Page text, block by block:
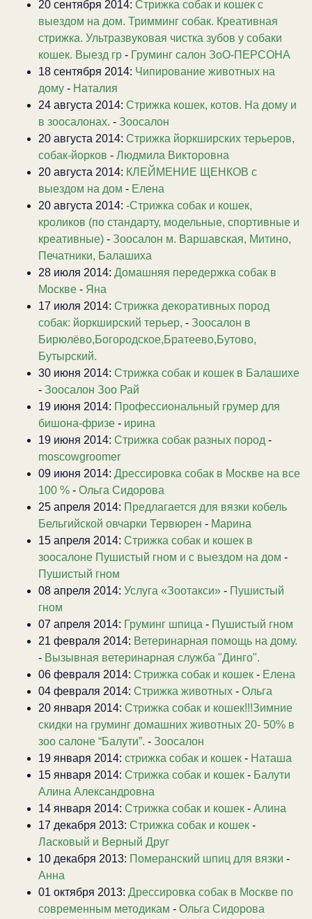
20 сентября 2014: Стрижка собак и кошек с
выездом на дом. Тримминг собак. Креативная
стрижка. Ультразвуковая чистка зубов у собаки
кошек. Выезд гр - Груминг салон ЗоО-ПЕРСОНА
18 сентября 2014: Чипирование животных на
дому - Наталия
24 августа 2014: Стрижка кошек, котов. На дому и
в зоосалонах. - Зоосалон
20 августа 2014: Стрижка йоркширских терьеров,
собак-йорков - Людмила Викторовна
20 августа 2014: КЛЕЙМЕНИЕ ЩЕНКОВ с
выездом на дом - Елена
20 августа 2014: -Стрижка собак и кошек,
кроликов (по стандарту, модельные, спортивные и
креативные) - Зоосалон м. Варшавская, Митино,
Печатники, Балашиха
28 июля 2014: Домашняя передержка собак в
Москве - Яна
17 июля 2014: Стрижка декоративных пород
собак: йоркширский терьер, - Зоосалон в
Бирюлёво,Богородское,Братеево,Бутово,
Бутырский.
30 июня 2014: Стрижка собак и кошек в Балашихе
- Зоосалон Зоо Рай
19 июня 2014: Профессиональный грумер для
бишона-фризе - ирина
19 июня 2014: Стрижка собак разных пород -
moscowgroomer
09 июня 2014: Дрессировка собак в Москве на все
100 % - Ольга Сидорова
25 апреля 2014: Предлагается для вязки кобель
Бельгийской овчарки Тервюрен - Марина
15 апреля 2014: Стрижка собак и кошек в
зоосалоне Пушистый гном и с выездом на дом -
Пушистый гном
08 апреля 2014: Услуга «Зоотакси» - Пушистый
гном
07 апреля 2014: Груминг шпица - Пушистый гном
21 февраля 2014: Ветеринарная помощь на дому.
- Вызывная ветеринарная служба "Динго".
06 февраля 2014: Стрижка собак и кошек - Елена
04 февраля 2014: Стрижка животных - Ольга
20 января 2014: Стрижка собак и кошек!!!Зимние
скидки на груминг домашних животных 20- 50% в
зоо салоне “Балути”. - Зоосалон
19 января 2014: стрижка собак и кошек - Наташа
15 января 2014: Стрижка собак и кошек - Балути
Алина Александровна
14 января 2014: Стрижка собак и кошек - Алина
17 декабря 2013: Стрижка собак и кошек -
Ласковый и Верный Друг
10 декабря 2013: Померанский шпиц для вязки -
Анна
01 октября 2013: Дрессировка собак в Москве по
современным методикам - Ольга Сидорова